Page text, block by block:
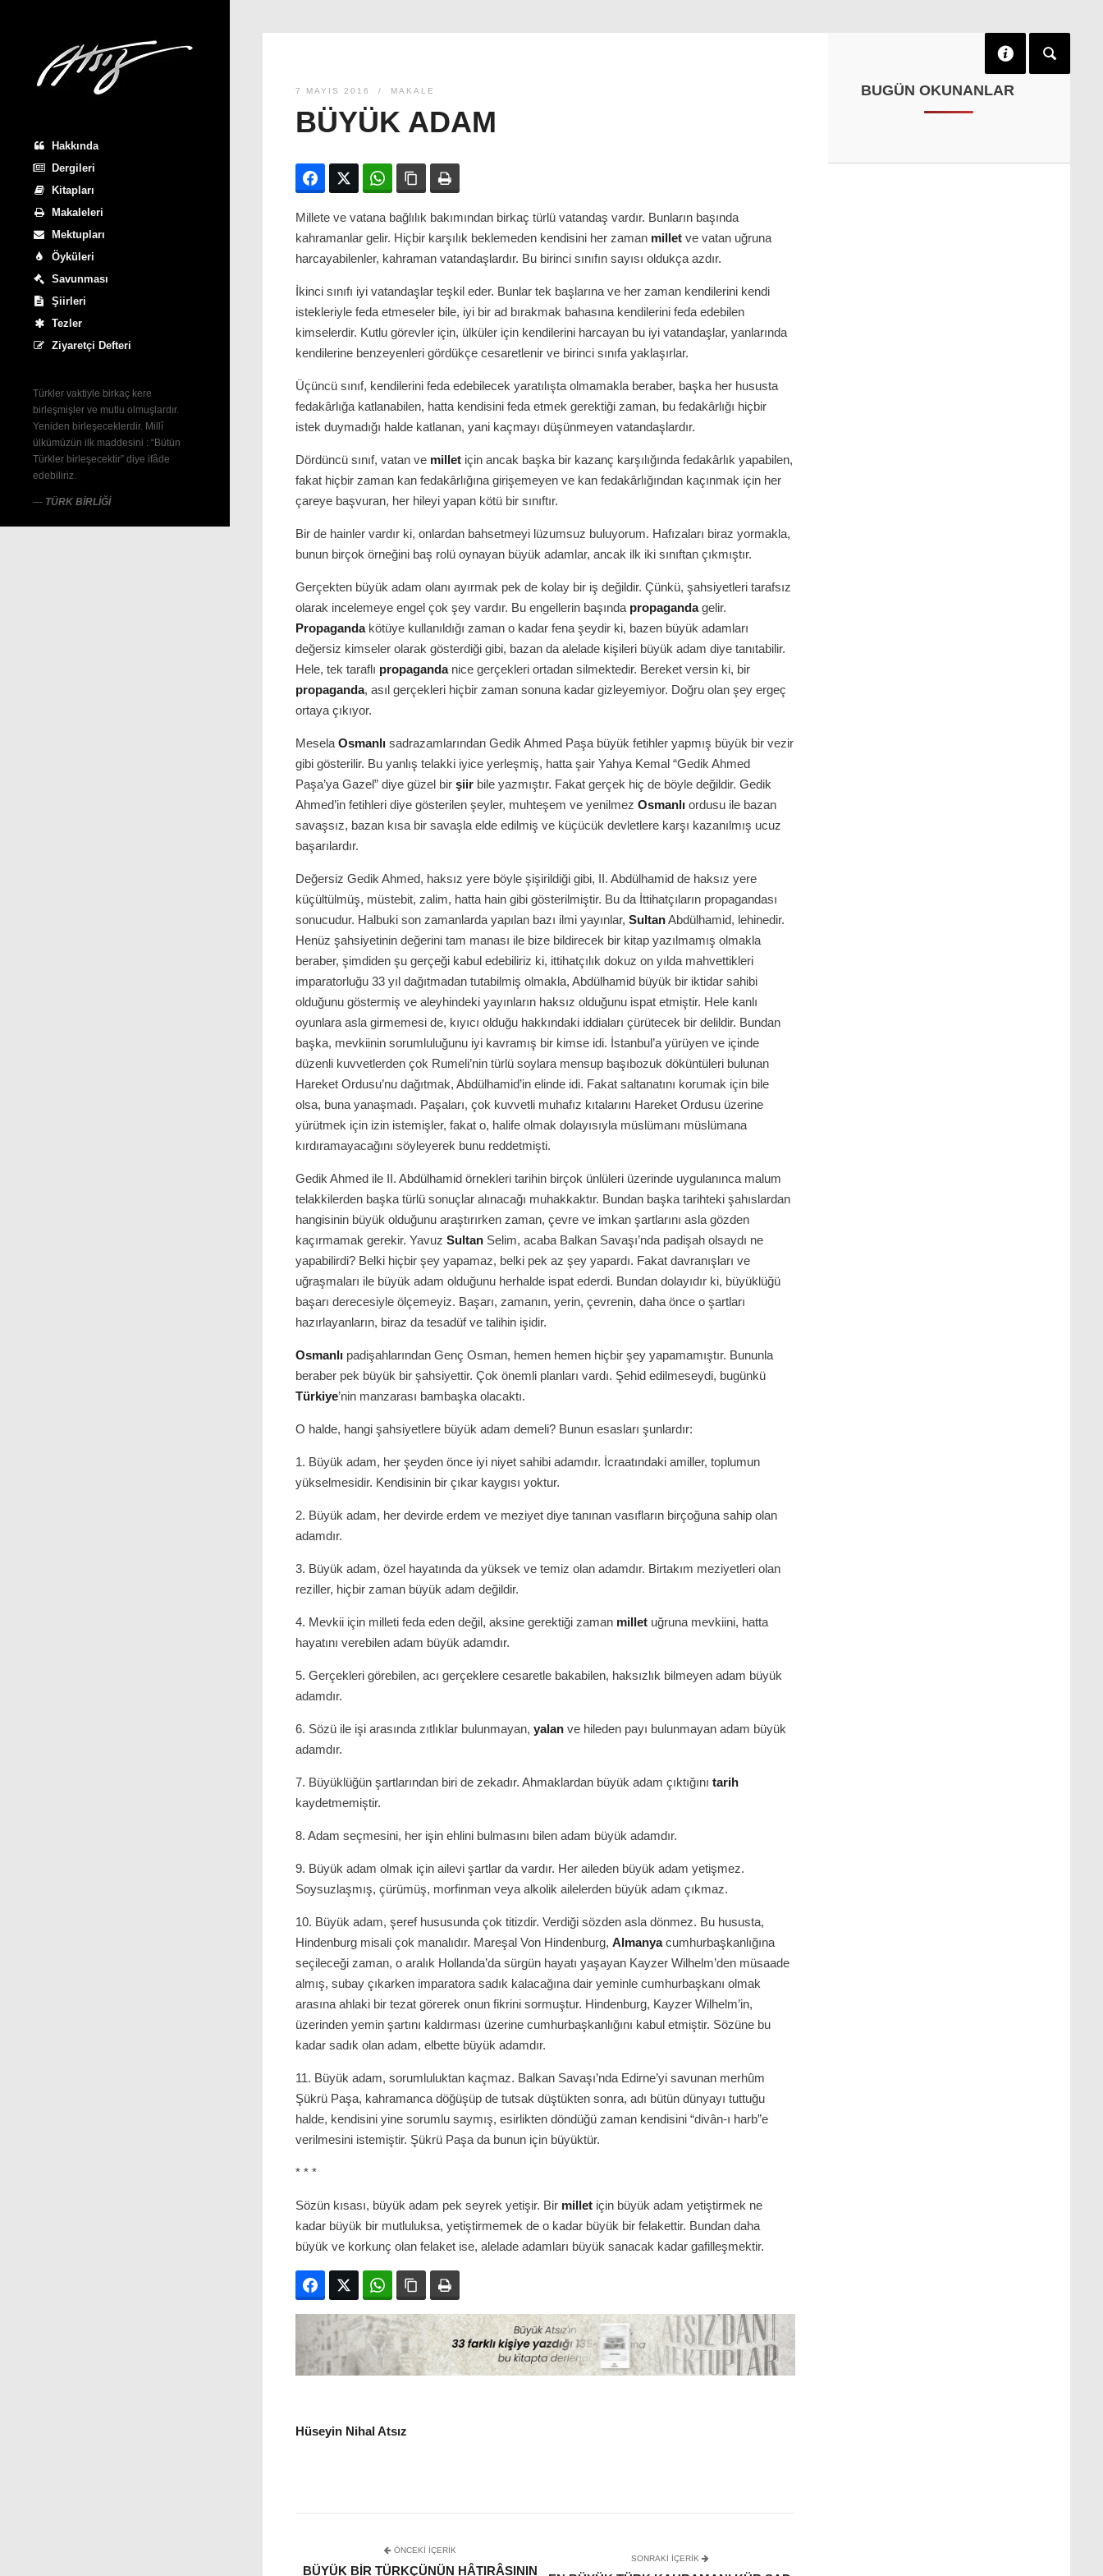
Hakkında
Dergileri
Kitapları
Makaleleri
Mektupları
Öyküleri
Savunması
Şiirleri
Tezler
Ziyaretçi Defteri
Türkler vaktiyle birkaç kere
birleşmişler ve mutlu olmuşlardır.
Yeniden birleşeceklerdir. Millî
ülkümüzün ilk maddesini : “Bütün
Türkler birleşecektir” diye ifâde
edebiliriz.
— TÜRK BİRLİĞİ
7 MAYIS 2016 MAKALE
BÜYÜK ADAM
FacebookTwitter WhatsAppBağlanıyı kopyala
Millete ve vatana bağlılık bakımından birkaç türlü vatandaş vardır. Bunların başında
kahramanlar gelir. Hiçbir karşılık beklemeden kendisini her zaman millet ve vatan uğruna
harcayabilenler, kahraman vatandaşlardır. Bu birinci sınıfın sayısı oldukça azdır.
İkinci sınıfı iyi vatandaşlar teşkil eder. Bunlar tek başlarına ve her zaman kendilerini kendi
istekleriyle feda etmeseler bile, iyi bir ad bırakmak bahasına kendilerini feda edebilen
kimselerdir. Kutlu görevler için, ülküler için kendilerini harcayan bu iyi vatandaşlar, yanlarında
kendilerine benzeyenleri gördükçe cesaretlenir ve birinci sınıfa yaklaşırlar.
Üçüncü sınıf, kendilerini feda edebilecek yaratılışta olmamakla beraber, başka her hususta
fedakârlığa katlanabilen, hatta kendisini feda etmek gerektiği zaman, bu fedakârlığı hiçbir
istek duymadığı halde katlanan, yani kaçmayı düşünmeyen vatandaşlardır.
Dördüncü sınıf, vatan ve millet için ancak başka bir kazanç karşılığında fedakârlık yapabilen,
fakat hiçbir zaman kan fedakârlığına girişemeyen ve kan fedakârlığından kaçınmak için her
çareye başvuran, her hileyi yapan kötü bir sınıftır.
Bir de hainler vardır ki, onlardan bahsetmeyi lüzumsuz buluyorum. Hafızaları biraz yormakla,
bunun birçok örneğini baş rolü oynayan büyük adamlar, ancak ilk iki sınıftan çıkmıştır.
Gerçekten büyük adam olanı ayırmak pek de kolay bir iş değildir. Çünkü, şahsiyetleri tarafsız
olarak incelemeye engel çok şey vardır. Bu engellerin başında propagandagelir.
Propagandakötüye kullanıldığı zaman o kadar fena şeydir ki, bazen büyük adamları
değersiz kimseler olarak gösterdiği gibi, bazan da alelade kişileri büyük adam diye tanıtabilir.
Hele, tek taraflı propagandanice gerçekleri ortadan silmektedir. Bereket versin ki, bir
propaganda, asıl gerçekleri hiçbir zaman sonuna kadar gizleyemiyor. Doğru olan şey ergeç
ortaya çıkıyor.
Mesela Osmanlı sadrazamlarından Gedik Ahmed Paşa büyük fetihler yapmış büyük bir vezir
gibi gösterilir. Bu yanlış telakki iyice yerleşmiş, hatta şair Yahya Kemal “Gedik Ahmed
Paşa’ya Gazel” diye güzel bir şiir bile yazmıştır. Fakat gerçek hiç de böyle değildir. Gedik
Ahmed’in fetihleri diye gösterilen şeyler, muhteşem ve yenilmez Osmanlı ordusu ile bazan
savaşsız, bazan kısa bir savaşla elde edilmiş ve küçücük devletlere karşı kazanılmış ucuz
başarılardır.
Değersiz Gedik Ahmed, haksız yere böyle şişirildiği gibi, II. Abdülhamid de haksız yere
küçültülmüş, müstebit, zalim, hatta hain gibi gösterilmiştir. Bu da İttihatçıların propagandası
sonucudur. Halbuki son zamanlarda yapılan bazı ilmi yayınlar, SultanAbdülhamid, lehinedir.
Henüz şahsiyetinin değerini tam manası ile bize bildirecek bir kitap yazılmamış olmakla
beraber, şimdiden şu gerçeği kabul edebiliriz ki, ittihatçılık dokuz on yılda mahvettikleri
imparatorluğu 33 yıl dağıtmadan tutabilmiş olmakla, Abdülhamid büyük bir iktidar sahibi
olduğunu göstermiş ve aleyhindeki yayınların haksız olduğunu ispat etmiştir. Hele kanlı
oyunlara asla girmemesi de, kıyıcı olduğu hakkındaki iddiaları çürütecek bir delildir. Bundan
başka, mevkiinin sorumluluğunu iyi kavramış bir kimse idi. İstanbul’a yürüyen ve içinde
düzenli kuvvetlerden çok Rumeli’nin türlü soylara mensup başıbozuk döküntüleri bulunan
Hareket Ordusu’nu dağıtmak, Abdülhamid’in elinde idi. Fakat saltanatını korumak için bile
olsa, buna yanaşmadı. Paşaları, çok kuvvetli muhafız kıtalarını Hareket Ordusu üzerine
yürütmek için izin istemişler, fakat o, halife olmak dolayısıyla müslümanı müslümana
kırdıramayacağını söyleyerek bunu reddetmişti.
Gedik Ahmed ile II. Abdülhamid örnekleri tarihin birçok ünlüleri üzerinde uygulanınca malum
telakkilerden başka türlü sonuçlar alınacağı muhakkaktır. Bundan başka tarihteki şahıslardan
hangisinin büyük olduğunu araştırırken zaman, çevre ve imkan şartlarını asla gözden
kaçırmamak gerekir. Yavuz Sultan Selim, acaba Balkan Savaşı’nda padişah olsaydı ne
yapabilirdi? Belki hiçbir şey yapamaz, belki pek az şey yapardı. Fakat davranışları ve
uğraşmaları ile büyük adam olduğunu herhalde ispat ederdi. Bundan dolayıdır ki, büyüklüğü
başarı derecesiyle ölçemeyiz. Başarı, zamanın, yerin, çevrenin, daha önce o şartları
hazırlayanların, biraz da tesadüf ve talihin işidir.
Osmanlı padişahlarından Genç Osman, hemen hemen hiçbir şey yapamamıştır. Bununla
beraber pek büyük bir şahsiyettir. Çok önemli planları vardı. Şehid edilmeseydi, bugünkü
Türkiye’nin manzarası bambaşka olacaktı.
O halde, hangi şahsiyetlere büyük adam demeli? Bunun esasları şunlardır:
1. Büyük adam, her şeyden önce iyi niyet sahibi adamdır. İcraatındaki amiller, toplumun
yükselmesidir. Kendisinin bir çıkar kaygısı yoktur.
2. Büyük adam, her devirde erdem ve meziyet diye tanınan vasıfların birçoğuna sahip olan
adamdır.
3. Büyük adam, özel hayatında da yüksek ve temiz olan adamdır. Birtakım meziyetleri olan
reziller, hiçbir zaman büyük adam değildir.
4. Mevkii için milleti feda eden değil, aksine gerektiği zaman millet uğruna mevkiini, hatta
hayatını verebilen adam büyük adamdır.
5. Gerçekleri görebilen, acı gerçeklere cesaretle bakabilen, haksızlık bilmeyen adam büyük
adamdır.
6. Sözü ile işi arasında zıtlıklar bulunmayan, yalan ve hileden payı bulunmayan adam büyük
adamdır.
7. Büyüklüğün şartlarından biri de zekadır. Ahmaklardan büyük adam çıktığını tarih
kaydetmemiştir.
8. Adam seçmesini, her işin ehlini bulmasını bilen adam büyük adamdır.
9. Büyük adam olmak için ailevi şartlar da vardır. Her aileden büyük adam yetişmez.
Soysuzlaşmış, çürümüş, morfinman veya alkolik ailelerden büyük adam çıkmaz.
10. Büyük adam, şeref hususunda çok titizdir. Verdiği sözden asla dönmez. Bu hususta,
Hindenburg misali çok manalıdır. Mareşal Von Hindenburg, Almanyacumhurbaşkanlığına
seçileceği zaman, o aralık Hollanda’da sürgün hayatı yaşayan Kayzer Wilhelm’den müsaade
almış, subay çıkarken imparatora sadık kalacağına dair yeminle cumhurbaşkanı olmak
arasına ahlaki bir tezat görerek onun fikrini sormuştur. Hindenburg, Kayzer Wilhelm’in,
üzerinden yemin şartını kaldırması üzerine cumhurbaşkanlığını kabul etmiştir. Sözüne bu
kadar sadık olan adam, elbette büyük adamdır.
11. Büyük adam, sorumluluktan kaçmaz. Balkan Savaşı’nda Edirne’yi savunan merhûm
Şükrü Paşa, kahramanca döğüşüp de tutsak düştükten sonra, adı bütün dünyayı tuttuğu
halde, kendisini yine sorumlu saymış, esirlikten döndüğü zaman kendisini “divân-ı harb”e
verilmesini istemiştir. Şükrü Paşa da bunun için büyüktür.
* * *
Sözün kısası, büyük adam pek seyrek yetişir. Bir millet için büyük adam yetiştirmek ne
kadar büyük bir mutluluksa, yetiştirmemek de o kadar büyük bir felakettir. Bundan daha
büyük ve korkunç olan felaket ise, alelade adamları büyük sanacak kadar gafilleşmektir.
FacebookTwitter WhatsAppBağlanıyı kopyala
Hüseyin Nihal Atsız
ÖNCEKI İÇERIK
BÜYÜK BIR TÜRKÇÜNÜN HÂTIRÂSININ
SONRAKI IÇERIK
BUGÜN OKUNANLAR